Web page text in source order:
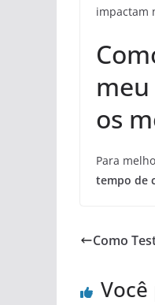
impactam
os
Para
tempo de
Como